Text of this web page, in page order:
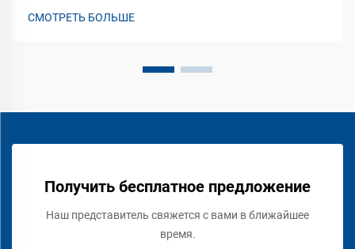
СМОТРЕТЬ БОЛЬШЕ
Получить бесплатное предложение
Наш представитель свяжется с вами в ближайшее
время.